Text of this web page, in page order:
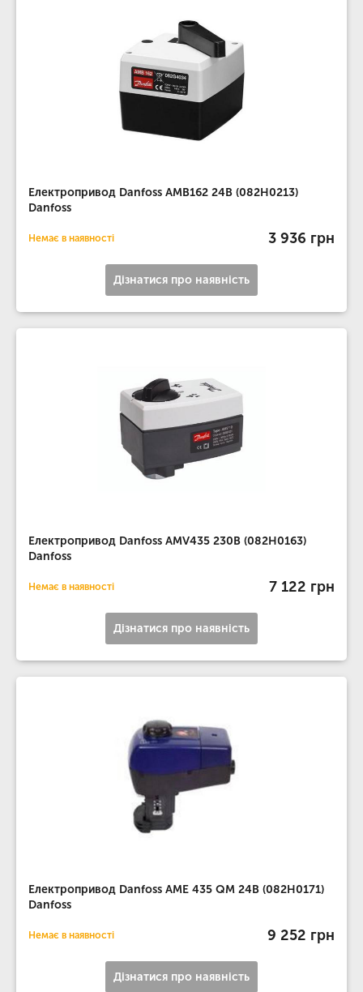
Електропривод Danfoss AMB162 24В (082H0213)
Danfoss
Немає в наявності 3 936 грн
Дізнатися про наявність
Електропривод Danfoss АМV435 230В (082Н0163)
Danfoss
Немає в наявності 7 122 грн
Дізнатися про наявність
Електропривод Danfoss AME 435 QM 24В (082H0171)
Danfoss
Немає в наявності 9 252 грн
Дізнатися про наявність